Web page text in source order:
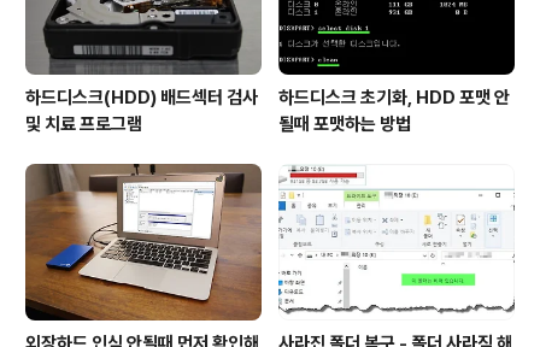
하드디스크(HDD) 배드섹터 검사
및 치료 프로그램
하드디스크 초기화, HDD 포맷 안
될때 포맷하는 방법